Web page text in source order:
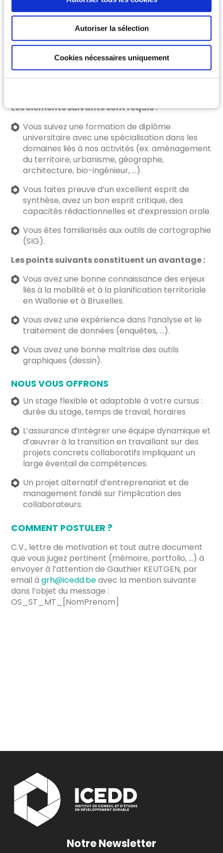
Autoriser la sélection
Cookies nécessaires uniquement
familaitié avec les SIG et un intérêt pour les
thèmes de la mobilité et de la planification
territoriale. La personne engagée renforcera le
groupe d’experts travaillant sur des questions liées
à ce sujet. Le poste à pourvoir demande de
l’initiative et de l’autonomie, un excellent esprit
d’équipe et une sensibilité aux questions en lien
Les éléments suivants sont requis :
Vous suivez une formation de diplôme
universitaire avec une spécialisation dans les
domaines liés à nos activités (ex. aménagement
du territoire, urbanisme, géographe,
architecture, bio-ingénieur, …).
Vous faites preuve d’un excellent esprit de
synthèse, avez un bon esprit critique, des
capacités rédactionnelles et d’expression orale.
Vous êtes familiarisés aux outils de cartographie
(SIG).
Les points suivants constituent un avantage :
Vous avez une bonne connaissance des enjeux
liés à la mobilité et à la planification territoriale
en Wallonie et à Bruxelles.
Vous avez une expérience dans l’analyse et le
traitement de données (enquêtes, …).
Vous avez une bonne maîtrise des outils
graphiques (dessin).
NOUS VOUS OFFRONS
Un stage flexible et adaptable à votre cursus :
durée du stage, temps de travail, horaires
L’assurance d’intégrer une équipe dynamique et
d’œuvrer à la transition en travaillant sur des
projets concrets collaboratifs impliquant un
large éventail de compétences.
Un projet alternatif d’entreprenariat et de
management fondé sur l’implication des
collaborateurs.
COMMENT POSTULER ?
C.V., lettre de motivation et tout autre document
que vous jugez pertinent (mémoire, portfolio, …) à
envoyer à l’attention de Gauthier KEUTGEN, par
email àgrh@icedd.beavec la mention suivante
dans l’objet du message :
OS_ST_MT_[NomPrenom]
Notre Newsletter